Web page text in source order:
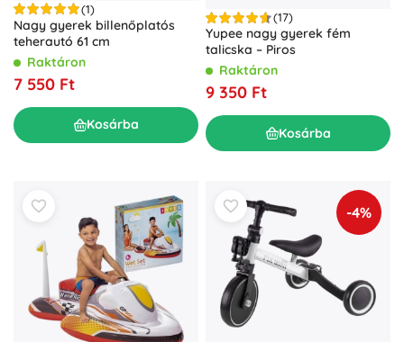
(1)
Nagy gyerek billenőplatós
teherautó 61 cm
Raktáron
7 550 Ft
Kosárba
(17)
Yupee nagy gyerek fém
talicska – Piros
Raktáron
9 350 Ft
Kosárba
-4%